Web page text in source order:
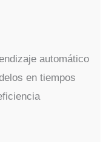
automático
en tiempos